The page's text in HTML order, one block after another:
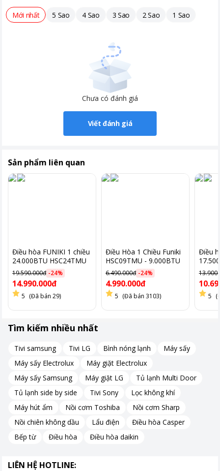
Làm lạnh nhanh với chế độ Turbo
Điều hòa Casper SC-18FB36A được trang bị chế độ Turbo, giúp
làm lạnh nhanh chóng chỉ trong 30 giây.
Chế độ Turbo đặc biệt hữu ích trong những ngày nắng nóng,
Mới nhất 5 Sao 4 Sao 3 Sao 2 Sao 1 Sao
Chưa có đánh giá
Viết đánh giá
Sản phẩm liên quan
Điều hòa FUNIKI 1 chiều
24.000BTU HSC24TMU
19.590.000đ -24%
14.990.000đ
5 (Đã bán 29)
Điều Hòa 1 Chiều Funiki
HSC09TMU - 9.000BTU
6.490.000đ -24%
4.990.000đ
5 (Đã bán 3103)
Điều
5
Tìm kiếm nhiều nhất
Tivi samsung Tivi LG Bình nóng lạnh
Máy sấy
Máy sấy Electrolux
Máy giặt Electrolux
Máy sấy Samsung
Máy giặt LG
Tủ lạnh Multi Door
Tủ lạnh side by side
Tivi Sony
Lọc không khí
Máy hút ẩm
Nồi cơm Toshiba
Nồi cơm Sharp
Nồi chiên không dầu
Lẩu điện
Điều hòa Casper
Bếp từ
Điều hòa Điều hòa daikin
LIÊN HỆ HOTLINE: